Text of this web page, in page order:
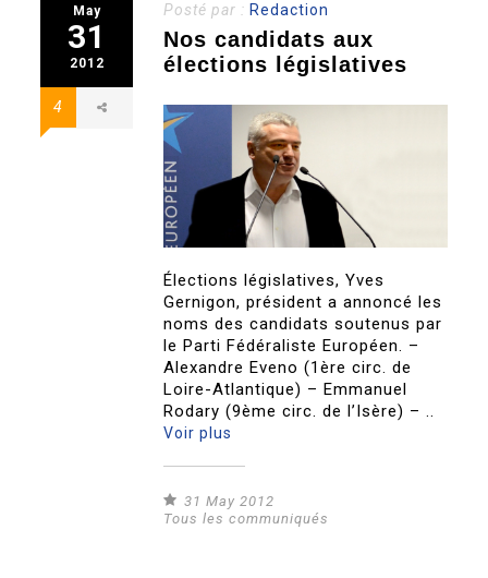
May
31
2012
4
Posté par : Redaction
Nos candidats aux
élections législatives
Élections législatives, Yves
Gernigon, président a annoncé les
noms des candidats soutenus par
le Parti Fédéraliste Européen. –
Alexandre Eveno (1ère circ. de
Loire-Atlantique) – Emmanuel
Rodary (9ème circ. de l’Isère) – ..
Voir plus
31 May 2012
Tous les communiqués